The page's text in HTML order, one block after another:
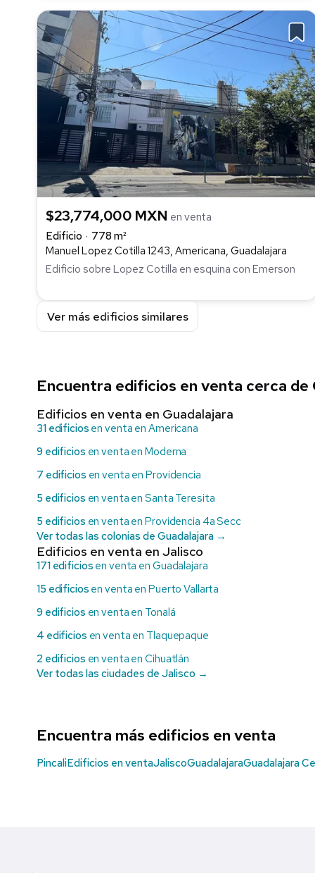
$23,774,000 MXN en venta
Edificio
778 m²
Manuel Lopez Cotilla 1243, Americana, Guadalajara
Edificio sobre Lopez Cotilla en esquina con Emerson
Ver más edificios similares
Encuentra edificios en venta cerca de
Edificios en venta en Guadalajara
31 edificios en venta en Americana
9 edificios en venta en Moderna
7 edificios en venta en Providencia
5 edificios en venta en Santa Teresita
5 edificios en venta en Providencia 4a Secc
Ver todas las colonias de Guadalajara →
Edificios en venta en Jalisco
171 edificios en venta en Guadalajara
15 edificios en venta en Puerto Vallarta
9 edificios en venta en Tonalá
4 edificios en venta en Tlaquepaque
2 edificios en venta en Cihuatlán
Ver todas las ciudades de Jalisco →
Encuentra más edificios en venta
PincaliEdificios en ventaJaliscoGuadalajaraGuadalajara